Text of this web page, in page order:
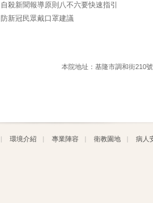
自殺新聞報導原則八不六要快速指引
防新冠民眾戴口罩建議
本院地址：基隆市調和街
| 環境介紹 | 專業陣容 | 衛教園地 | 病人